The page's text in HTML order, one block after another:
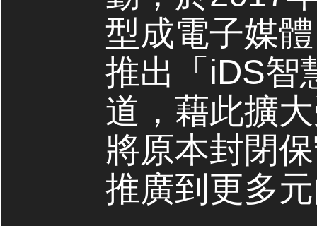
型成電子媒
推出「iDS智
道，藉此擴
將原本封閉
推廣到更多